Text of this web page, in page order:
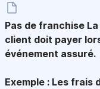
Pas de franchise
client doit payer
événement assuré.
Exemple : Les frais